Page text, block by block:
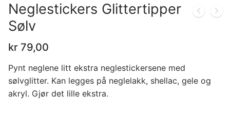
Neglestickers Glittertipper
Sølv
kr 79,00
Pynt neglene litt ekstra neglestickersene med
sølvglitter. Kan legges på neglelakk, shellac, gele og
akryl. Gjør det lille ekstra.